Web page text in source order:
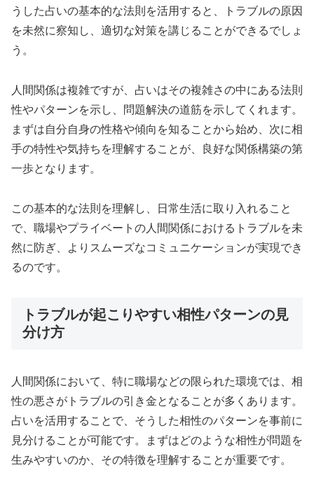
うした占いの基本的な法則を活用すると、トラブルの原因
を未然に察知し、適切な対策を講じることができるでしょ
う。
人間関係は複雑ですが、占いはその複雑さの中にある法則
性やパターンを示し、問題解決の道筋を示してくれます。
まずは自分自身の性格や傾向を知ることから始め、次に相
手の特性や気持ちを理解することが、良好な関係構築の第
一歩となります。
この基本的な法則を理解し、日常生活に取り入れること
で、職場やプライベートの人間関係におけるトラブルを未
然に防ぎ、よりスムーズなコミュニケーションが実現でき
るのです。
トラブルが起こりやすい相性パターンの見
分け方
人間関係において、特に職場などの限られた環境では、相
性の悪さがトラブルの引き金となることが多くあります。
占いを活用することで、そうした相性のパターンを事前に
見分けることが可能です。まずはどのような相性が問題を
生みやすいのか、その特徴を理解することが重要です。